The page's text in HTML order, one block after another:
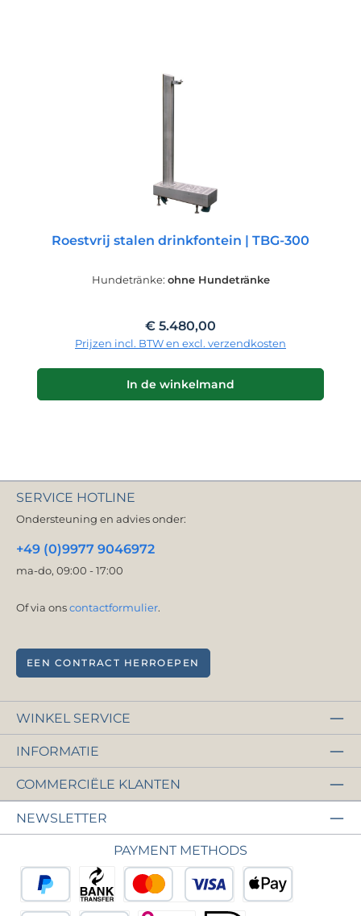
Roestvrij stalen drinkfontein | TBG-300
Hundetränke: ohne Hundetränke
Normale prijs:
€ 5.480,00
Prijzen incl. BTW en excl. verzendkosten
In de winkelmand
SERVICE HOTLINE
Ondersteuning en advies onder:
+49 (0)9977 9046972
ma-do, 09:00 - 17:00
Of via ons contactformulier.
EEN CONTRACT HERROEPEN
WINKEL SERVICE
INFORMATIE
COMMERCIËLE KLANTEN
NEWSLETTER
PAYMENT METHODS